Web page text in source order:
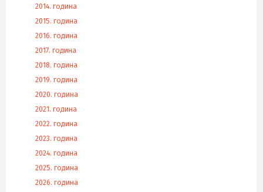
2014. година
2015. година
2016. година
2017. година
2018. година
2019. година
2020. година
2021. година
2022. година
2023. година
2024. година
2025. година
2026. година